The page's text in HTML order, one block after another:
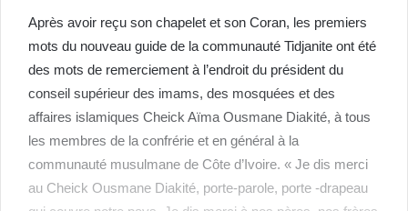
Après avoir reçu son chapelet et son Coran, les premiers
mots du nouveau guide de la communauté Tidjanite ont été
des mots de remerciement à l’endroit du président du
conseil supérieur des imams, des mosquées et des
affaires islamiques Cheick Aïma Ousmane Diakité, à tous
les membres de la confrérie et en général à la
communauté musulmane de Côte d’Ivoire. « Je dis merci
au Cheick Ousmane Diakité, porte-parole, porte -drapeau